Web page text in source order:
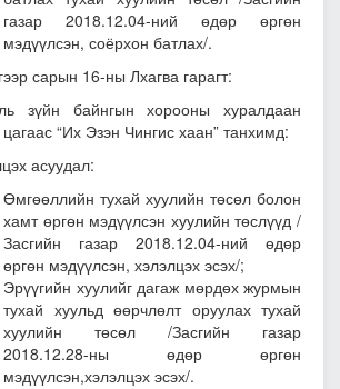
газар 2018.12.04-ний өдөр өргөн
мэдүүлсэн, соёрхон батлах/.
сарын 16-ны Лхагва гарагт:
зүйн байнгын хорооны хуралдаан
“Их Эзэн Чингис хаан” танхимд:
асуудал:
Өмгөөллийн тухай хуулийн төсөл болон
хамт өргөн мэдүүлсэн хуулийн төслүүд /
Засгийн газар 2018.12.04-ний өдөр
өргөн мэдүүлсэн, хэлэлцэх эсэх/;
Эрүүгийн хуулийг дагаж мөрдөх журмын
тухай хуульд өөрчлөлт оруулах тухай
хуулийн төсөл /Засгийн газар
2018.12.28-ны өдөр өргөн
мэдүүлсэн,хэлэлцэх эсэх/.